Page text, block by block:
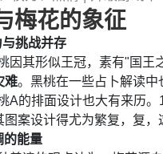
梅花的象征
挑战并存
因其形似王冠，素有"国王
难。黑桃在一些占卜解读中
A的排面设计也大有来历
案设计得尤为繁复，复，
的能量